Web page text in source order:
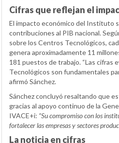
Cifras que reflejan el
El impacto económico del Instituto
contribuciones al PIB nacional.
sobre los Centros Tecnológicos,
genera aproximadamente 11
181 puestos de trabajo. “Las cifras
Tecnológicos son fundamentales
afirmó Sánchez.
Sánchez concluyó resaltando que
gracias al apoyo continuo de la
IVACE+i: “Su compromiso con los
fortalecer las empresas y sectores
La noticia en cifras